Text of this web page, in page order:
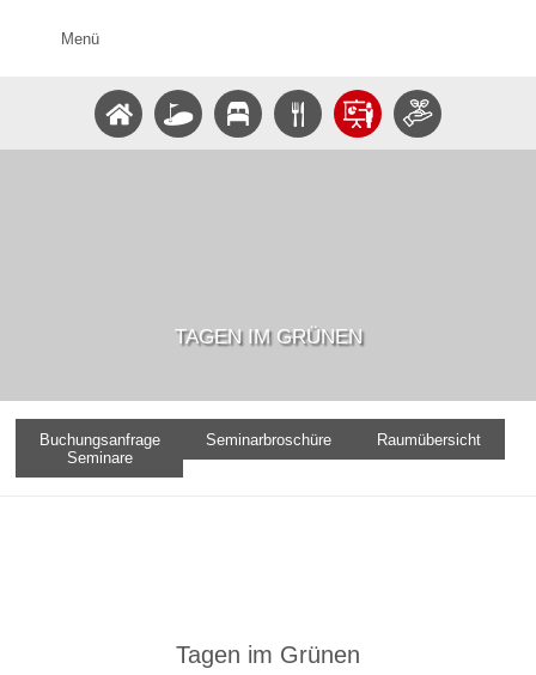
Menü
TAGEN IM GRÜNEN
Buchungsanfrage
Seminare
Seminarbroschüre Raumübersicht
Tagen im Grünen